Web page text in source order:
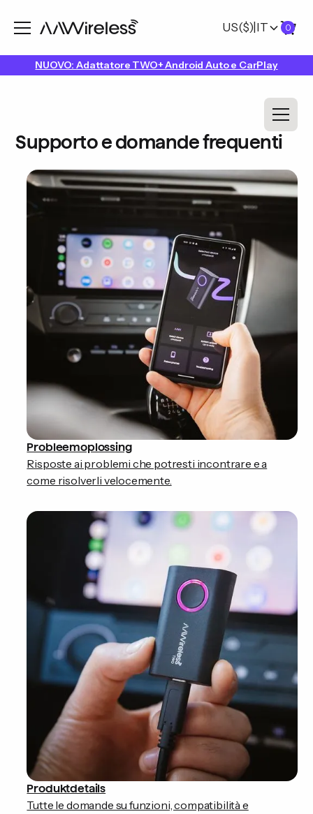
US($) IT 0
NUOVO: Adattatore TWO+ Android Auto e CarPlay
Supporto e domande frequenti
Probleemoplossing
Risposte ai problemi che potresti incontrare e a
come risolverli velocemente.
Produktdetails
Tutte le domande su funzioni, compatibilità e